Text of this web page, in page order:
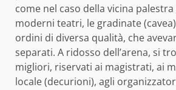
come nel caso della vicina
moderni teatri, le gradinate
ordini di diversa qualità, che
separati. A ridosso dell’arena, si
migliori, riservati ai magistrati, ai
locale (decurioni), agli